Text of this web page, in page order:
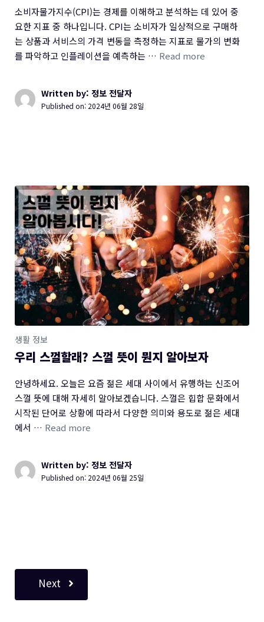
소비자물가지수(CPI)는 경제를 이해하고 분석하는 데 있어 중
요한 지표 중 하나입니다. CPI는 소비자가 일상적으로 구매하
는 상품과 서비스의 가격 변동을 측정하는 지표로 물가의 변화
를 파악하고 인플레이션을 예측하는 … Read more
Written by: 정보 전달자
Published on: 2024년 06월 28일
생활 정보
우리 스껄할래? 스껄 뜻이 뭔지 알아보자
안녕하세요. 오늘은 요즘 젊은 세대 사이에서 유행하는 신조어
스껄 뜻에 대해 자세히 알아보겠습니다. 스껄은 힙합 문화에서
시작된 단어로 상황에 따라서 다양한 의미와 용도로 젊은 세대
에서 … Read more
Written by: 정보 전달자
Published on:2024년 06월 25일
Next